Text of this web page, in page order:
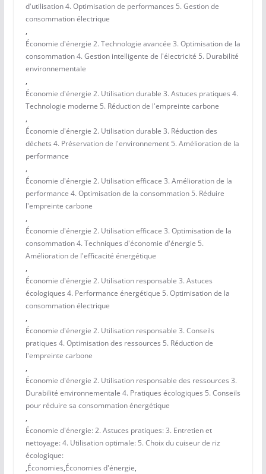
d'utilisation 4. Optimisation de performances 5. Gestion de
consommation électrique
,
Économie d'énergie 2. Technologie avancée 3. Optimisation de la
consommation 4. Gestion intelligente de l'électricité 5. Durabilité
environnementale
,
Économie d'énergie 2. Utilisation durable 3. Astuces pratiques 4.
Technologie moderne 5. Réduction de l'empreinte carbone
,
Économie d'énergie 2. Utilisation durable 3. Réduction des
déchets 4. Préservation de l'environnement 5. Amélioration de la
performance
,
Économie d'énergie 2. Utilisation efficace 3. Amélioration de la
performance 4. Optimisation de la consommation 5. Réduire
l'empreinte carbone
,
Économie d'énergie 2. Utilisation efficace 3. Optimisation de la
consommation 4. Techniques d'économie d'énergie 5.
Amélioration de l'efficacité énergétique
,
Économie d'énergie 2. Utilisation responsable 3. Astuces
écologiques 4. Performance énergétique 5. Optimisation de la
consommation électrique
,
Économie d'énergie 2. Utilisation responsable 3. Conseils
pratiques 4. Optimisation des ressources 5. Réduction de
l'empreinte carbone
,
Économie d'énergie 2. Utilisation responsable des ressources 3.
Durabilité environnementale 4. Pratiques écologiques 5. Conseils
pour réduire sa consommation énergétique
,
Économie d'énergie: 2. Astuces pratiques: 3. Entretien et
nettoyage: 4. Utilisation optimale: 5. Choix du cuiseur de riz
écologique:
,Économies,Économies d'énergie,